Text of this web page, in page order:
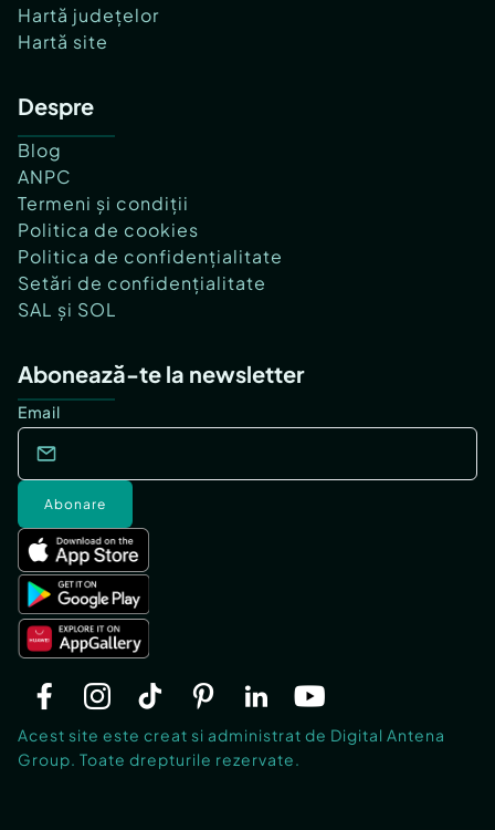
Hartă județelor
Hartă site
Despre
Blog
ANPC
Termeni și condiții
Politica de cookies
Politica de confidențialitate
Setări de confidențialitate
SAL și SOL
Abonează-te la newsletter
Email
Abonare
Acest site este creat si administrat de Digital Antena
Group. Toate drepturile rezervate.